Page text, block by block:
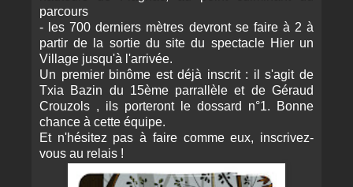
parcours
- les 700 derniers mètres devront se faire à 2 à
partir de la sortie du site du spectacle Hier un
Village jusqu'à l'arrivée.
Un premier binôme est déjà inscrit : il s'agit de
Txia Bazin du 15ème parrallèle et de Géraud
Crouzols , ils porteront le dossard n°1. Bonne
chance à cette équipe.
Et n'hésitez pas à faire comme eux, inscrivez-
vous au relais !